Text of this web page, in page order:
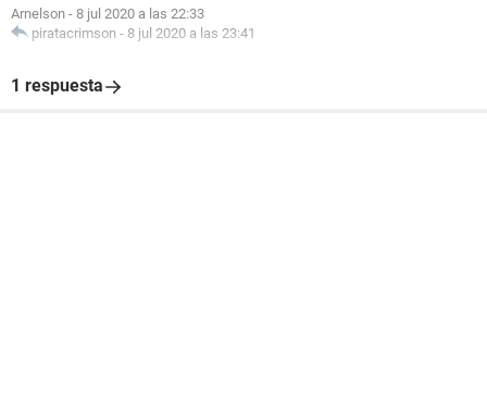
Arnelson - 8 jul 2020 a las 22:33
piratacrimson - 8 jul 2020 a las 23:41
1 respuesta